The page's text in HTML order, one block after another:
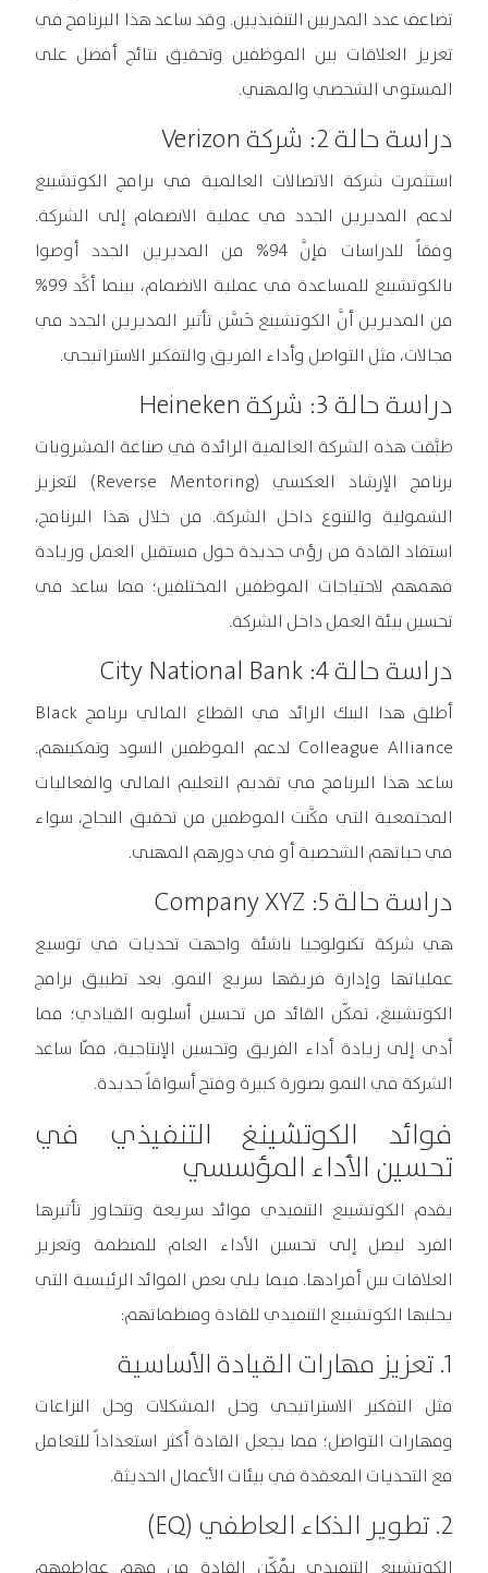
تضاعف عدد المدربين التنفيذيين. وقد ساعد هذا البرنامج في
تعزيز العلاقات بين الموظفين وتحقيق نتائج أفضل على
المستوى الشخصي والمهني.
دراسة حالة 2: شركة Verizon
استثمرت شركة الاتصالات العالمية في برامج الكوتشينغ
لدعم المديرين الجدد في عملية الانضمام إلى الشركة.
وفقاً للدراسات فإنَّ 94% من المديرين الجدد أوصوا
بالكوتشينغ للمساعدة في عملية الانضمام، بينما أكَّد 99%
من المديرين أنَّ الكوتشينغ حَسَّن تأثير المديرين الجدد في
مجالات، مثل التواصل وأداء الفريق والتفكير الاستراتيجي.
دراسة حالة 3: شركة Heineken
طبَّقت هذه الشركة العالمية الرائدة في صناعة المشروبات
برنامج الإرشاد العكسي (Reverse Mentoring) لتعزيز
الشمولية والتنوع داخل الشركة. من خلال هذا البرنامج،
استفاد القادة من رؤى جديدة حول مستقبل العمل وزيادة
فهمهم لاحتياجات الموظفين المختلفين؛ مما ساعد في
تحسين بيئة العمل داخل الشركة.
دراسة حالة 4: City National Bank
أطلق هذا البنك الرائد في القطاع المالي برنامج Black
Colleague Alliance لدعم الموظفين السود وتمكينهم.
ساعد هذا البرنامج في تقديم التعليم المالي والفعاليات
المجتمعية التي مكَّنت الموظفين من تحقيق النجاح، سواء
في حياتهم الشخصية أو في دورهم المهني.
دراسة حالة 5: Company XYZ
هي شركة تكنولوجيا ناشئة واجهت تحديات في توسيع
عملياتها وإدارة فريقها سريع النمو. بعد تطبيق برامج
الكوتشينغ، تمكّن القائد من تحسين أسلوبه القيادي؛ مما
أدى إلى زيادة أداء الفريق وتحسين الإنتاجية، ممّا ساعد
الشركة في النمو بصورة كبيرة وفتح أسواقاً جديدة.
فوائد الكوتشينغ التنفيذي في
تحسين الأداء المؤسسي
يقدم الكوتشينغ التنفيذي فوائد سريعة وتتجاوز تأثيرها
الفرد ليصل إلى تحسين الأداء العام للمنظمة وتعزيز
العلاقات بين أفرادها. فيما يلي بعض الفوائد الرئيسية التي
يجلبها الكوتشينغ التنفيذي للقادة ومنظماتهم:
1. تعزيز مهارات القيادة الأساسية
مثل التفكير الاستراتيجي وحل المشكلات وحل النزاعات
ومهارات التواصل؛ مما يجعل القادة أكثر استعداداً للتعامل
مع التحديات المعقدة في بيئات الأعمال الحديثة.
2. تطوير الذكاء العاطفي (EQ)